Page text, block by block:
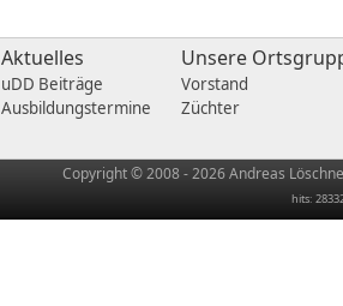
Aktuelles
uDD Beiträge
Ausbildungstermine
Unsere
Vorstand
Züchter
Copyright © 2008 - 2026 Andreas
hits: